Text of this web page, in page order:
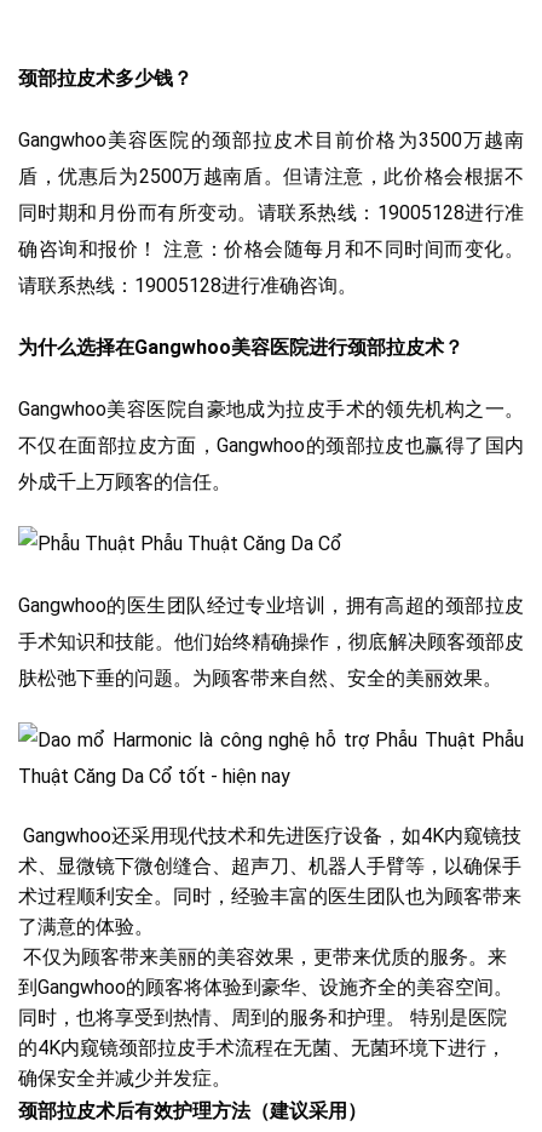
颈部拉皮术多少钱？
Gangwhoo美容医院的颈部拉皮术目前价格为3500万越南
盾，优惠后为2500万越南盾。但请注意，此价格会根据不
同时期和月份而有所变动。请联系热线：19005128进行准
确咨询和报价！ 注意：价格会随每月和不同时间而变化。
请联系热线：19005128进行准确咨询。
为什么选择在Gangwhoo美容医院进行颈部拉皮术？
Gangwhoo美容医院自豪地成为拉皮手术的领先机构之一。
不仅在面部拉皮方面，Gangwhoo的颈部拉皮也赢得了国内
外成千上万顾客的信任。
Gangwhoo的医生团队经过专业培训，拥有高超的颈部拉皮
手术知识和技能。他们始终精确操作，彻底解决顾客颈部皮
肤松弛下垂的问题。为顾客带来自然、安全的美丽效果。
Gangwhoo还采用现代技术和先进医疗设备，如4K内窥镜技
术、显微镜下微创缝合、超声刀、机器人手臂等，以确保手
术过程顺利安全。同时，经验丰富的医生团队也为顾客带来
了满意的体验。
不仅为顾客带来美丽的美容效果，更带来优质的服务。来
到Gangwhoo的顾客将体验到豪华、设施齐全的美容空间。
同时，也将享受到热情、周到的服务和护理。 特别是医院
的4K内窥镜颈部拉皮手术流程在无菌、无菌环境下进行，
确保安全并减少并发症。
颈部拉皮术后有效护理方法（建议采用）